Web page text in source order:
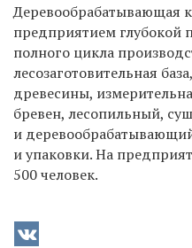
Деревообрабатывающая
предприятием глубокой
полного цикла
лесозаготовительная
древесины,
бревен, лесопильный,
и
и упаковки. На
500 человек.